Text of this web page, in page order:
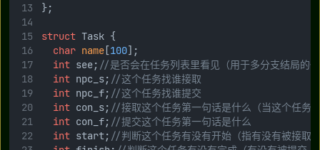
};
struct Task {
char name[100];
int see; //是否会在任务列表里看见（用于多分支结局的
int npc_s; //这个任务找谁接取
int npc_f; //这个任务找谁提交
int con_s; //接取这个任务第一句话是什么（当这个任务
int con_f; //提交这个任务第一句话是什么
int start; //判断这个任务有没有开始（指有没有被接取